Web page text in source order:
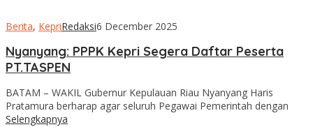
Berita, KepriRedaksi6 December 2025
Nyanyang: PPPK Kepri Segera Daftar Peserta
PT.TASPEN
BATAM – WAKIL Gubernur Kepulauan Riau Nyanyang Haris
Pratamura berharap agar seluruh Pegawai Pemerintah dengan
Selengkapnya